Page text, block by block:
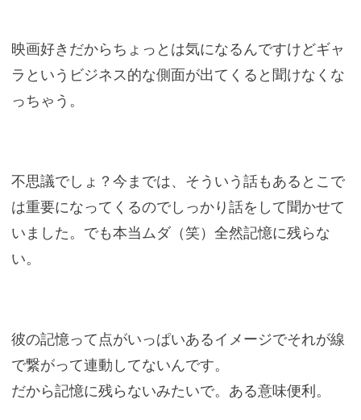
映画好きだからちょっとは気になるんですけどギャ
ラというビジネス的な側面が出てくると聞けなくな
っちゃう。
不思議でしょ？今までは、そういう話もあるとこで
は重要になってくるのでしっかり話をして聞かせて
いました。でも本当ムダ（笑）全然記憶に残らな
い。
彼の記憶って点がいっぱいあるイメージでそれが線
で繋がって連動してないんです。
だから記憶に残らないみたいで。ある意味便利。